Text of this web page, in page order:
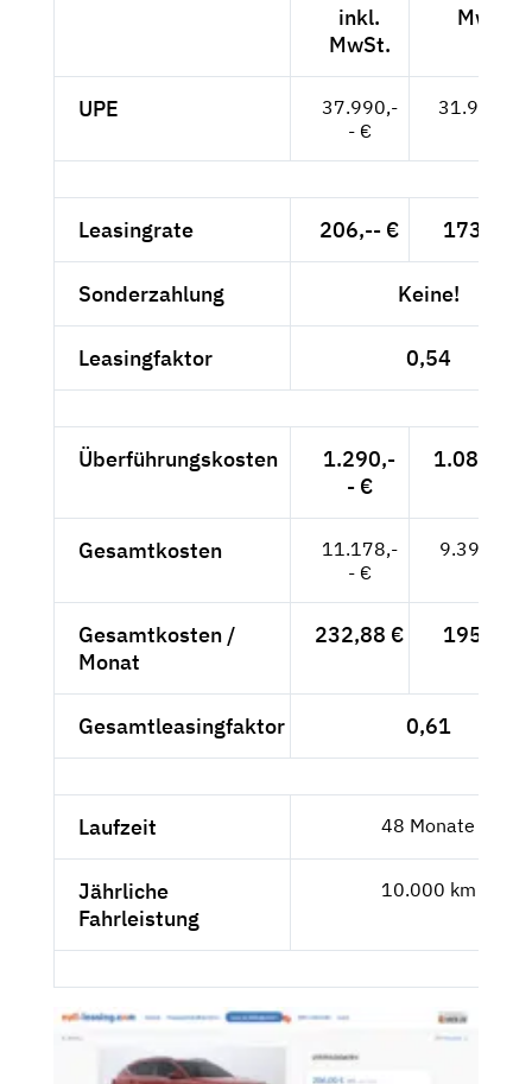
inkl.
MwSt.
MwSt.
UPE
37.990,-
- €
31.924,--
Leasingrate 206,-- € 173,11 €
Sonderzahlung Keine!
Leasingfaktor 0,54
Überführungskosten
1.290,-
- €
1.084,03
Gesamtkosten
11.178,-
- €
9.393,28
Gesamtkosten /
Monat
232,88 € 195,69 €
Gesamtleasingfaktor 0,61
Laufzeit 48 Monate
Jährliche
Fahrleistung
10.000 km